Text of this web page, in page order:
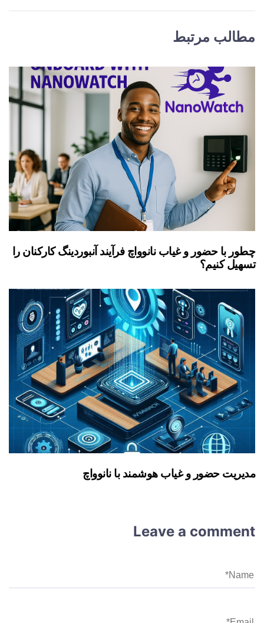
مطالب مرتبط
چطور با حضور و غیاب نانوواچ فرآیند آنبوردینگ کارکنان را
تسهیل کنیم؟
مدیریت حضور و غیاب هوشمند با نانوواچ
Leave a comment